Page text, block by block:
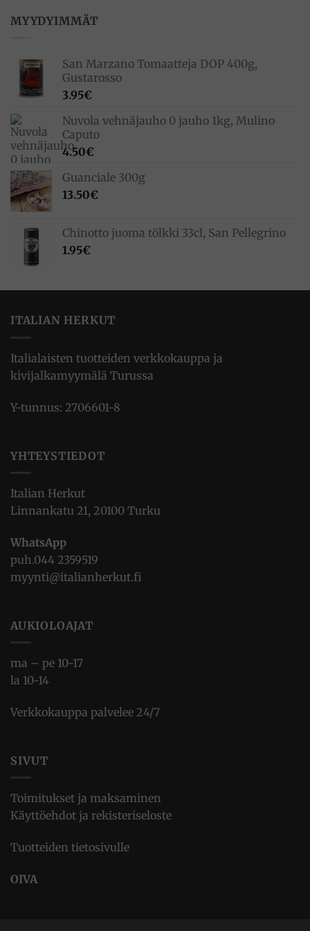
MYYDYIMMÄT
San Marzano Tomaatteja DOP 400g,
Gustarosso
3.95€
Nuvola vehnäjauho 0 jauho 1kg, Mulino
Caputo
4.50€
Guanciale 300g
13.50€
Chinotto juoma tölkki 33cl, San Pellegrino
1.95€
ITALIAN HERKUT
Italialaisten tuotteiden verkkokauppa ja
kivijalkamyymälä Turussa
Y-tunnus: 2706601-8
YHTEYSTIEDOT
Italian Herkut
Linnankatu 21, 20100 Turku
WhatsApp
puh.044 2359519
myynti@italianherkut.fi
AUKIOLOAJAT
ma – pe 10-17
la 10-14
Verkkokauppa palvelee 24/7
SIVUT
Toimitukset ja maksaminen
Käyttöehdot ja rekisteriseloste
Tuotteiden tietosivulle
OIVA